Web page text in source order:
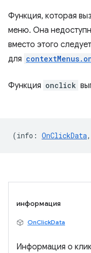
Функция, которая
меню. Она
вместо этого
для
Функция onclick
(info : OnClickData,
информация
OnClickData
Информация о